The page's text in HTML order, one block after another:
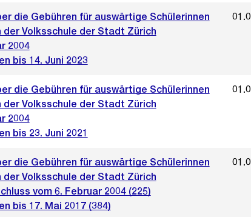
die Gebühren für auswärtige Schülerinnen
der Volksschule der Stadt Zürich
2004
bis 14. Juni 2023
die Gebühren für auswärtige Schülerinnen
der Volksschule der Stadt Zürich
2004
bis 23. Juni 2021
die Gebühren für auswärtige Schülerinnen
der Volksschule der Stadt Zürich
vom 6. Februar 2004 (225)
bis 17. Mai 2017 (384)